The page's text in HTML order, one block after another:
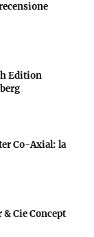
Edition
Co-Axial: la
& Cie Concept